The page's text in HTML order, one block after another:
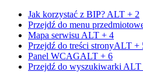
Jak korzystać z BIP? ALT + 2
Przejdź do menu
Mapa serwisu ALT + 4
Przejdź do treści stronyALT +
Panel WCAGALT + 6
Przejdź do wyszukiwarki ALT